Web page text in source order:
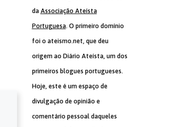
da Associação Ateísta
Portuguesa. O primeiro domínio
foi o ateismo.net, que deu
origem ao Diário Ateísta, um dos
primeiros blogues portugueses.
Hoje, este é um espaço de
divulgação de opinião e
comentário pessoal daqueles